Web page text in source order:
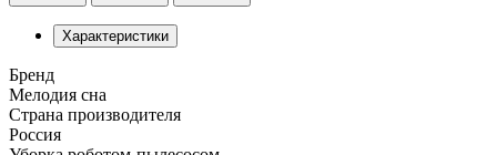
Характеристики
Бренд
Мелодия сна
Страна производителя
Россия